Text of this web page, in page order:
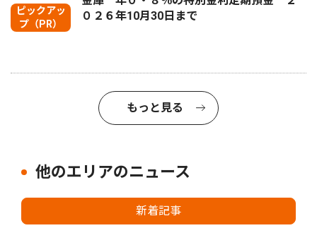
ピックアッ
プ（PR）
０２６年10月30日まで
もっと見る
他のエリアのニュース
新着記事